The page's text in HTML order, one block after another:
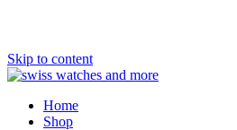
Skip to content
Swiss Watches and More
Home
Shop